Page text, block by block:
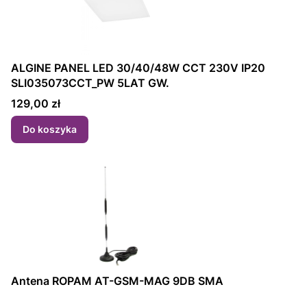
ALGINE PANEL LED 30/40/48W CCT 230V IP20
SLI035073CCT_PW 5LAT GW.
Cena
129,00 zł
Do koszyka
Antena ROPAM AT-GSM-MAG 9DB SMA